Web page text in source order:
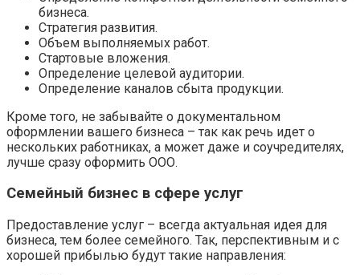
бизнеса.
Стратегия развития.
Объем выполняемых работ.
Стартовые вложения.
Определение целевой аудитории.
Определение каналов сбыта продукции.
Кроме того, не забывайте о документальном
оформлении вашего бизнеса – так как речь идет о
нескольких работниках, а может даже и соучредителях,
лучше сразу оформить ООО.
Семейный бизнес в сфере услуг
Предоставление услуг – всегда актуальная идея для
бизнеса, тем более семейного. Так, перспективным и с
хорошей прибылью будут такие направления: